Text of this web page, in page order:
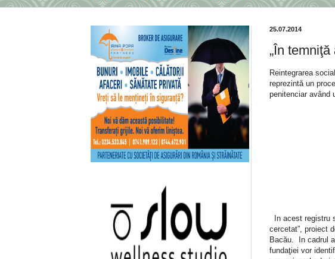
25.07.2014
„În
Reintegrarea
reprezintă un
penitenciar având
In acest registru
cercetat”, proiect
Bacău. In cadrul
fundaţiei vor